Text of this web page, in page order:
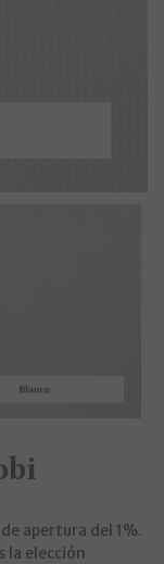
apertura del 1%.
la elección